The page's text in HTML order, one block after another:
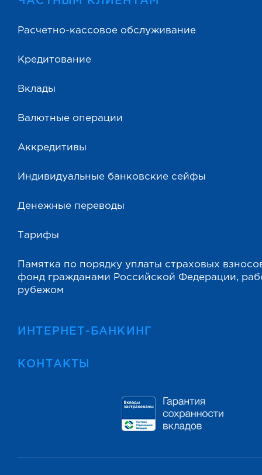
Расчетно-кассовое обслуживание
Кредитование
Вклады
Валютные операции
Аккредитивы
Индивидуальные банковские сейфы
Денежные переводы
Тарифы
Памятка по порядку уплаты страховых
фонд гражданами Российской Федерации,
рубежом
ИНТЕРНЕТ-БАНКИНГ
КОНТАКТЫ